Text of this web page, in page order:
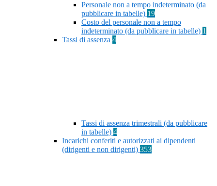
Personale non a tempo indeterminato (da
pubblicare in tabelle) 19
Costo del personale non a tempo
indeterminato (da pubblicare in tabelle) 1
Tassi di assenza 4
Tassi di assenza trimestrali (da pubblicare
in tabelle) 4
Incarichi conferiti e autorizzati ai dipendenti
(dirigenti e non dirigenti) 353